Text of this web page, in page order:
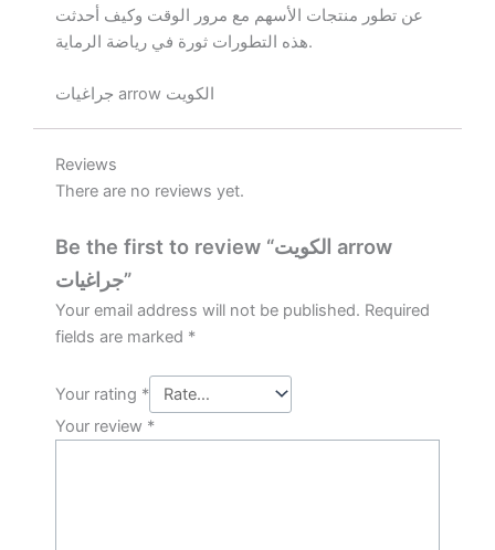
عن تطور منتجات الأسهم مع مرور الوقت وكيف أحدثت
هذه التطورات ثورة في رياضة الرماية.
جراغيات arrow الكويت
Reviews
There are no reviews yet.
Be the first to review “الكويت arrow
جراغيات”
Your email address will not be published. Required
fields are marked *
Your rating *
Your review *